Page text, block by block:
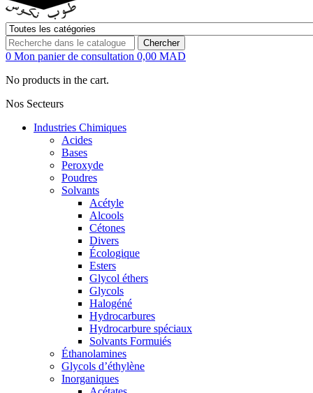
Chercher
0 Mon panier de consultation 0,00 MAD
No products in the cart.
Nos Secteurs
Industries Chimiques
Acides
Bases
Peroxyde
Poudres
Solvants
Acétyle
Alcools
Cétones
Divers
Écologique
Esters
Glycol éthers
Glycols
Halogéné
Hydrocarbures
Hydrocarbure spéciaux
Solvants Formuiés
Éthanolamines
Glycols d’éthylène
Inorganiques